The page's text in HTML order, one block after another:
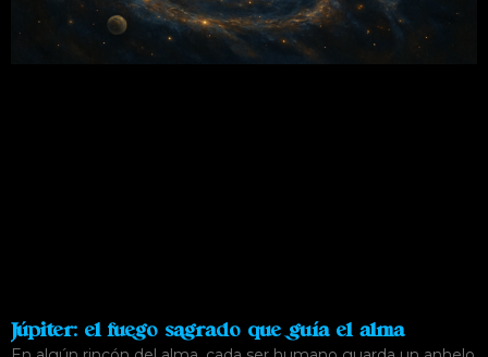
Júpiter: el fuego sagrado que guía el alma